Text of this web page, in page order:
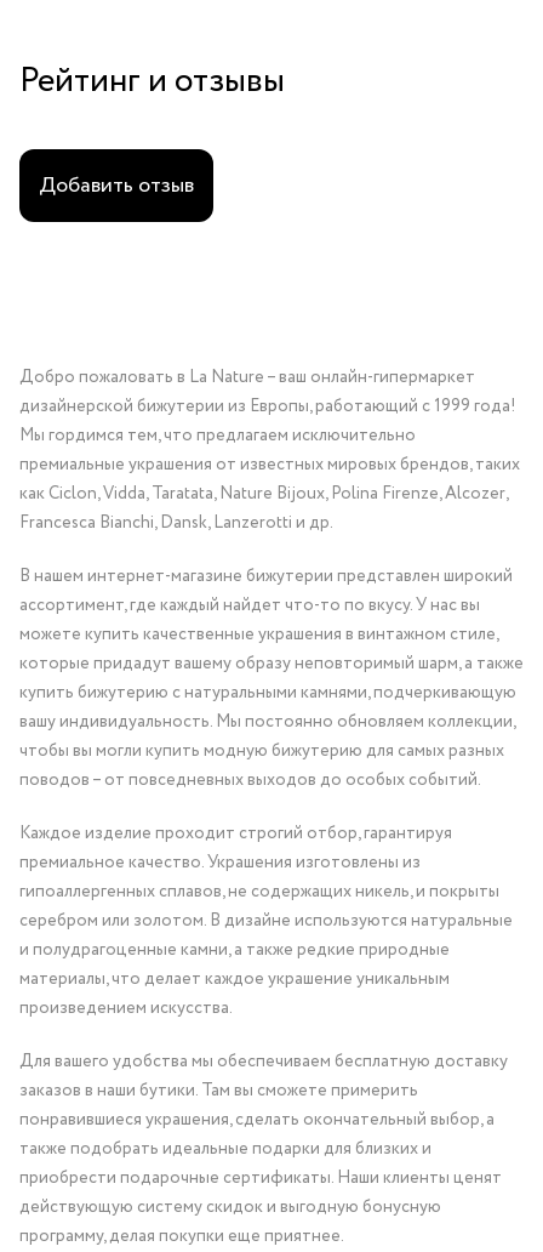
Рейтинг и отзывы
Добавить отзыв
Добро пожаловать в La Nature – ваш онлайн-гипермаркет
дизайнерской бижутерии из Европы, работающий с 1999 года!
Мы гордимся тем, что предлагаем исключительно
премиальные украшения от известных мировых брендов, таких
как Ciclon, Vidda, Taratata, Nature Bijoux, Polina Firenze, Alcozer,
Francesca Bianchi, Dansk, Lanzerotti и др.
В нашем интернет-магазине бижутерии представлен широкий
ассортимент, где каждый найдет что-то по вкусу. У нас вы
можете купить качественные украшения в винтажном стиле,
которые придадут вашему образу неповторимый шарм, а также
купить бижутерию с натуральными камнями, подчеркивающую
вашу индивидуальность. Мы постоянно обновляем коллекции,
чтобы вы могли купить модную бижутерию для самых разных
поводов – от повседневных выходов до особых событий.
Каждое изделие проходит строгий отбор, гарантируя
премиальное качество. Украшения изготовлены из
гипоаллергенных сплавов, не содержащих никель, и покрыты
серебром или золотом. В дизайне используются натуральные
и полудрагоценные камни, а также редкие природные
материалы, что делает каждое украшение уникальным
произведением искусства.
Для вашего удобства мы обеспечиваем бесплатную доставку
заказов в наши бутики. Там вы сможете примерить
понравившиеся украшения, сделать окончательный выбор, а
также подобрать идеальные подарки для близких и
приобрести подарочные сертификаты. Наши клиенты ценят
действующую систему скидок и выгодную бонусную
программу, делая покупки еще приятнее.